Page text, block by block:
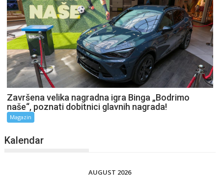
Završena velika nagradna igra Binga „Bodrimo
naše“, poznati dobitnici glavnih nagrada!
Magazin
Kalendar
AUGUST 2026